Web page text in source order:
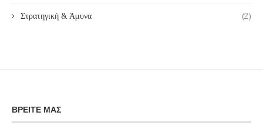
Στρατηγική & Άμυνα (2)
ΒΡΕΊΤΕ ΜΑΣ